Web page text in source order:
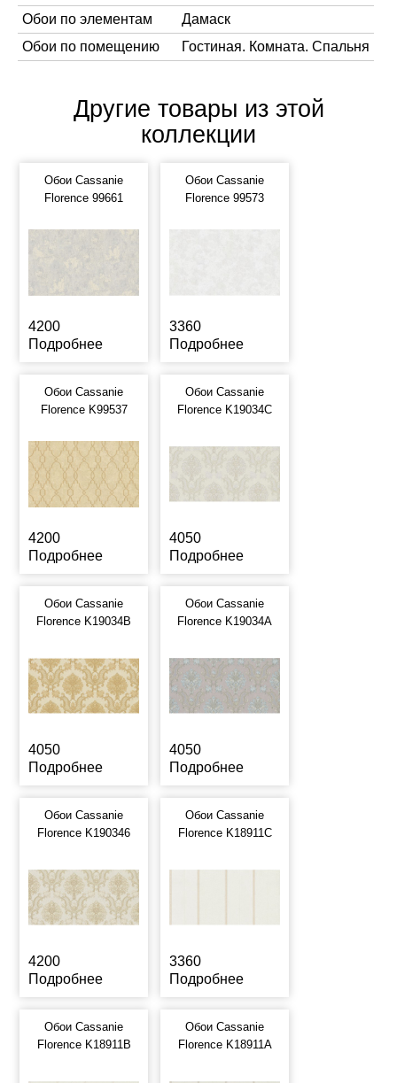
Обои по элементам
Дамаск
Обои по помещению
Гостиная. Комната. Спальня
Другие товары из этой
коллекции
Обои Cassanie
Florence 99661
4200
Подробнее
Обои Cassanie
Florence 99573
3360
Подробнее
Обои Cassanie
Florence K99537
4200
Подробнее
Обои Cassanie
Florence K19034C
4050
Подробнее
Обои Cassanie
Florence K19034B
4050
Подробнее
Обои Cassanie
Florence K19034A
4050
Подробнее
Обои Cassanie
Florence K190346
4200
Подробнее
Обои Cassanie
Florence K18911C
3360
Подробнее
Обои Cassanie
Florence K18911B
Обои Cassanie
Florence K18911A